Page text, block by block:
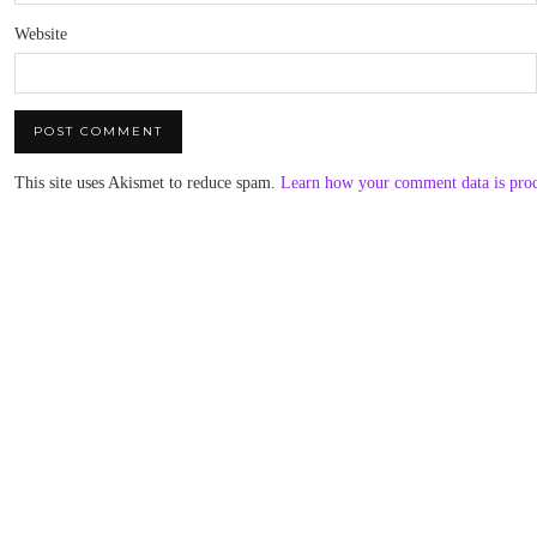
Website
This site uses Akismet to reduce spam. Learn how your comment data is